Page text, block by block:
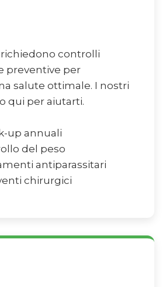
controlli
preventive per
salute ottimale. I nostri
qui per aiutarti.
up annuali
del peso
antiparassitari
chirurgici